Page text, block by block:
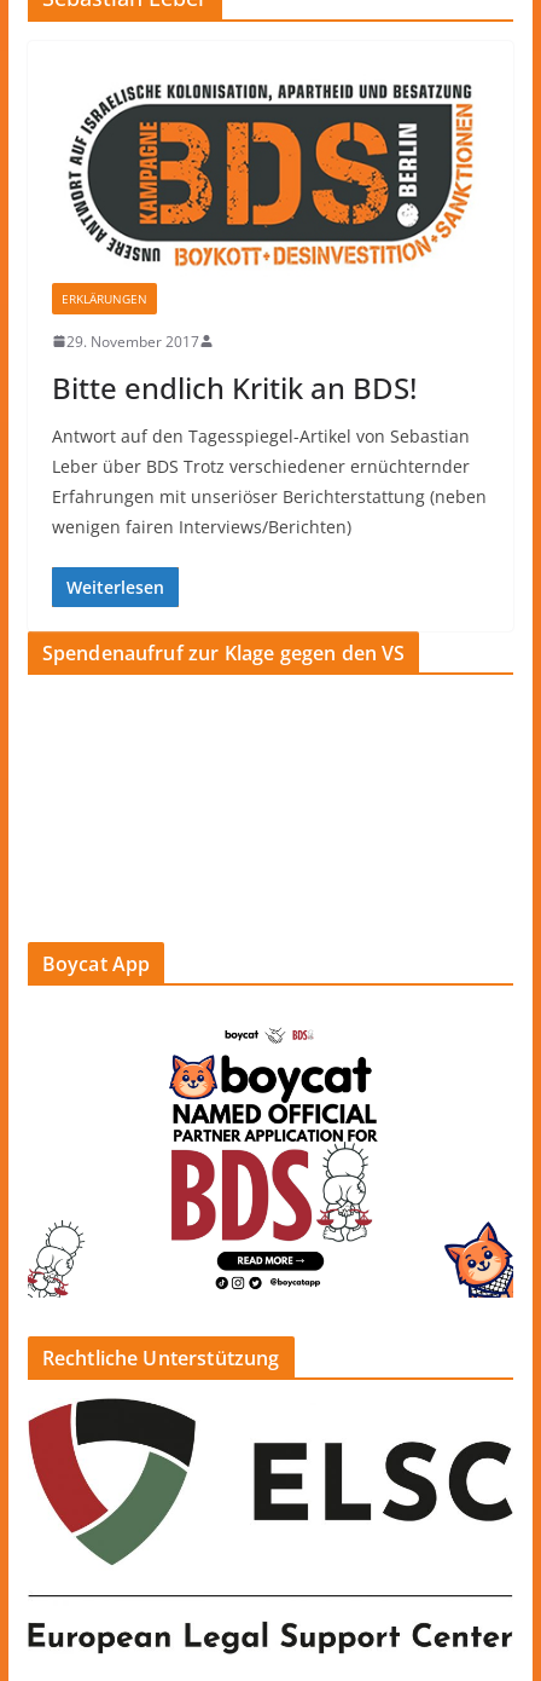
ERKLÄRUNGEN
29. November 2017
Bitte endlich Kritik an BDS!
Antwort auf den Tagesspiegel-Artikel von Sebastian
Leber über BDS Trotz verschiedener ernüchternder
Erfahrungen mit unseriöser Berichterstattung (neben
wenigen fairen Interviews/Berichten)
Weiterlesen
Spendenaufruf zur Klage gegen den VS
Boycat App
Rechtliche Unterstützung